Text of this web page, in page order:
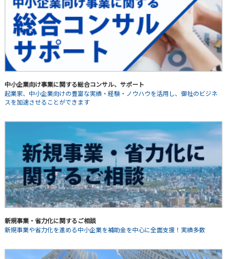
中小企業向け事業に関する総合コンサル、サポート
起業家、中小企業向けの豊富な実績・経験・ノウハウを活用し、御社のビジネ
スを加速させることができます
新規事業・省力化に関するご相談
新規事業や省力化を進める中小企業を補助金を中心に全面支援！実績多数